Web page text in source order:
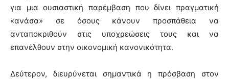
για μια ουσιαστική παρέμβαση που δίνει πραγματική
«ανάσα» σε όσους κάνουν προσπάθεια να
ανταποκριθούν στις υποχρεώσεις τους και να
επανέλθουν στην οικονομική κανονικότητα.
Δεύτερον, διευρύνεται σημαντικά η πρόσβαση στον